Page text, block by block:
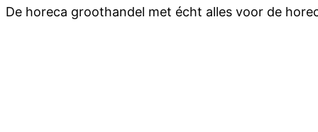
De horeca groothandel met écht alles voor de